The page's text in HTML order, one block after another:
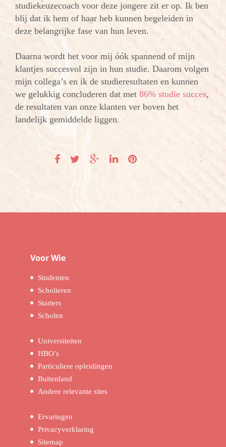
studiekeuzecoach voor deze jongere zit er op. Ik ben
blij dat ik hem of haar heb kunnen begeleiden in
deze belangrijke fase van hun leven.
Daarna wordt het voor mij óók spannend of mijn
klantjes succesvol zijn in hun studie. Daarom volgen
mijn collega’s en ik de studieresultaten en kunnen
we gelukkig concluderen dat met 86% studie succes,
de resultaten van onze klanten ver boven het
landelijk gemiddelde liggen.
Voor Wie
Studenten
Scholieren
Starters
Scholen
Universiteiten
HBO’s
Particuliere opleidingen
Buitenland
Andere relevante sites
Ervaringen
Privacyverklaring
Sitemap